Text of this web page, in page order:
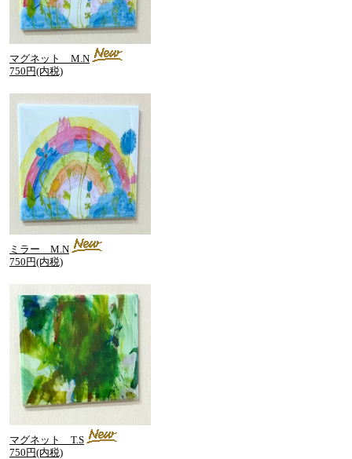
マグネット M.N
750円(内税)
ミラー M.N
750円(内税)
マグネット T.S
750円(内税)